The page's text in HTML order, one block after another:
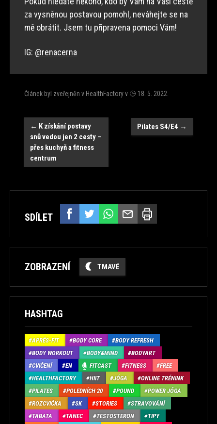
za vysněnou postavou pomohl, neváhejte se na
mě obrátit. Jsem tu připravena pomoci Vám!
IG: @renacerna
Článek byl zveřejněn v HealthFactoryv 18. 5. 2022
Navigace
← K získání postavy
snů vedou jen 2 cesty –
přes kuchyň a fitness
centrum
Pilates S4/E4 →
SDÍLET
ZOBRAZENÍ TMAVÉ
HASHTAG
APRÉS-FIT BODY CORE
BODY REFRESH
BODY WORKOUT
BODY&MIND
BODYART
CVIČENÍ
EN FITCAST FITNESS
FREE
HEALTHFACTORY
HIIT JÓGA
ONLINE TRÉNINK
PILATES
POLEDNÍCH 20 POUND
POWER JÓGA
ROZCVIČKA
SK STORIES
STRAVOVÁNÍ
TABATA
TANEC TESTOSTERON
TIPY